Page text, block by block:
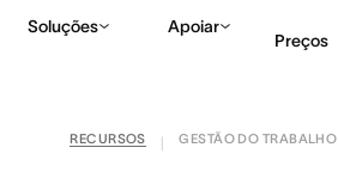
Soluções Apoiar
Preços
RECURSOS GESTÃO DO TRABALHO